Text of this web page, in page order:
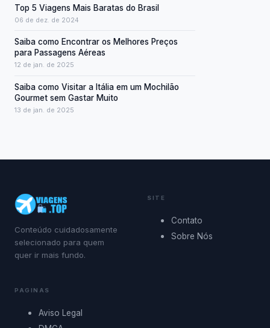
Top 5 Viagens Mais Baratas do Brasil
06 de dez. de 2024
Saiba como Encontrar os Melhores Preços
para Passagens Aéreas
12 de jan. de 2025
Saiba como Visitar a Itália em um Mochilão
Gourmet sem Gastar Muito
13 de jan. de 2025
Conteúdo cuidadosamente
selecionado para quem
quer ir mais fundo.
SITE
Contato
Sobre Nós
PAGINAS
Aviso Legal